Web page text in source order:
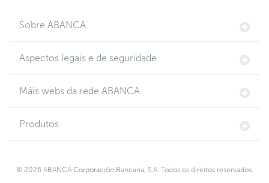
Sobre ABANCA
Aspectos legais e de seguridade
Máis webs da rede ABANCA
Produtos
© 2026 ABANCA Corporación Bancaria, S.A. Todos os direitos reservados.